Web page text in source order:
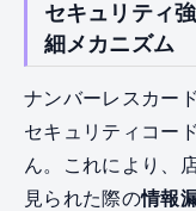
セキュリティ
細メカニズム
ナンバーレスカー
セキュリティコー
ん。これにより、
見られた際の情報